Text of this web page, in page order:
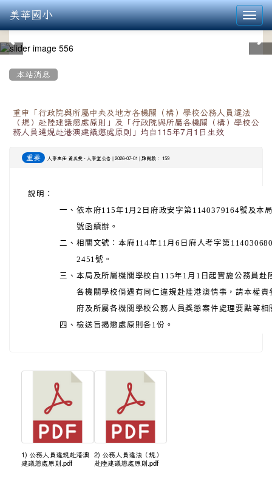
美華國小
本站消息
重申「行政院與所屬中央及地方各機關（構）學校公務人員違法
（規）赴陸建議懲處原則」及「行政院與所屬各機關（構）學校公
務人員違規赴港澳建議懲處原則」均自115年7月1日生效
重要 人事主任 黃美雯 - 人事室公告 | 2026-07-01 | 點閱數： 159
說 明：
一、 依本府115年1月2日府政安字第1140379164號及本
號函續辦。
二、 相關文號：本府114年11月6日府人考字第
2451號。
三、 本局及所屬機關學校自115年1月1日起實施公務員
各機關學校倘遇有同仁違規赴陸港澳情事，請本權
府及所屬各機關學校公務人員獎懲案件處理要點等相
四、 檢送旨揭懲處原則各1份。
1) 公務人員違規赴港澳
建議懲處原則.pdf
2) 公務人員違法（規）
赴陸建議懲處原則.pdf